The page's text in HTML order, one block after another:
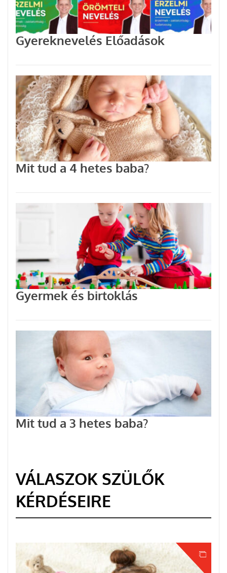
Gyereknevelés Előadások
Mit tud a 4 hetes baba?
Gyermek és birtoklás
Mit tud a 3 hetes baba?
VÁLASZOK SZÜLŐK
KÉRDÉSEIRE